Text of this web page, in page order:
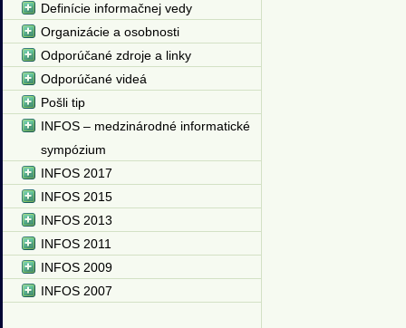
Definície informačnej vedy
Organizácie a osobnosti
Odporúčané zdroje a linky
Odporúčané videá
Pošli tip
INFOS – medzinárodné informatické
sympózium
INFOS 2017
INFOS 2015
INFOS 2013
INFOS 2011
INFOS 2009
INFOS 2007